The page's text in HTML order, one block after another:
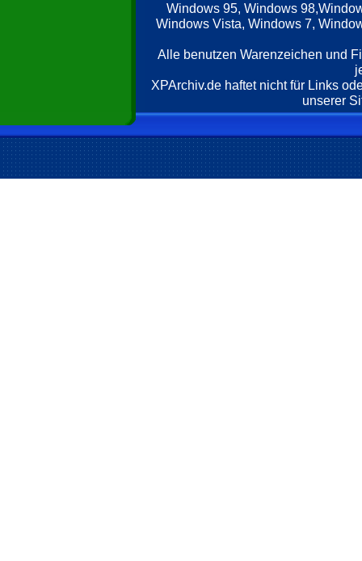
Windows 95, Windows
Windows Vista, Windows 7,
Alle benutzen Warenzeichen und
XPArchiv.de haftet nicht für Links
unserer